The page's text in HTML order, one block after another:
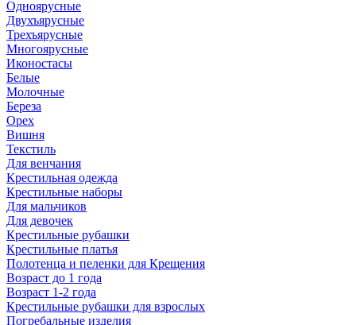
Одноярусные
Двухъярусные
Трехъярусные
Многоярусные
Иконостасы
Белые
Молочные
Береза
Орех
Вишня
Текстиль
Для венчания
Крестильная одежда
Крестильные наборы
Для мальчиков
Для девочек
Крестильные рубашки
Крестильные платья
Полотенца и пеленки для Крещения
Возраст до 1 года
Возраст 1-2 года
Крестильные рубашки для взрослых
Погребальные изделия